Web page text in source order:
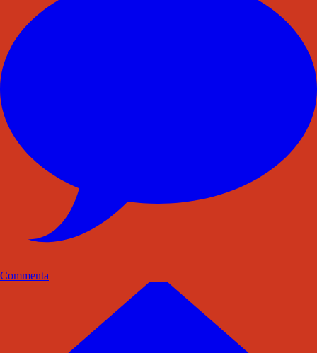
Commenta